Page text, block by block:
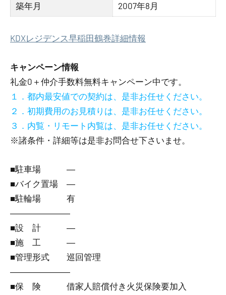
築年月 2007年8月
KDXレジデンス早稲田鶴巻詳細情報
キャンペーン情報
礼金0 ＋ 仲介手数料無料キャンペーン中です。
１．都内最安値での契約は、是非お任せください。
２．初期費用のお見積りは、是非お任せください。
３．内覧・リモート内覧は、是非お任せください。
※諸条件・詳細等は是非お問合せ下さいませ。
■駐車場 ―
■バイク置場 ―
■駐輪場 有
―――――――
■設 計 ―
■施 工 ―
■管理形式 巡回管理
―――――――
■保 険 借家人賠償付き火災保険要加入